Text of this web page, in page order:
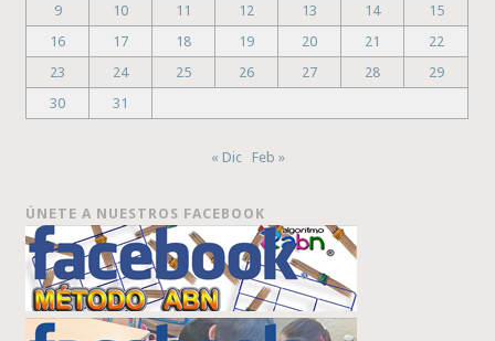
9
10 11 12 13 14
15
16
17 18 19 20 21
22
23
24 25 26 27 28
29
30
31
« Dic Feb »
ÚNETE A NUESTROS FACEBOOK